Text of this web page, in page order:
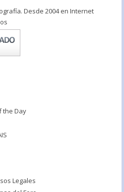
Desde 2004 en Internet
the Day
Legales